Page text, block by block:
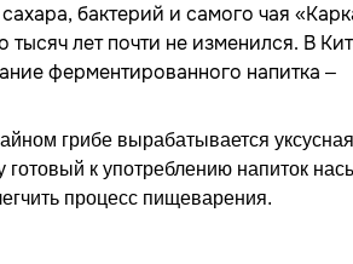
бактерий и самого чая
лет почти не изменился. В
ферментированного напитка –
грибе вырабатывается уксусная
готовый к употреблению напиток
процесс пищеварения.